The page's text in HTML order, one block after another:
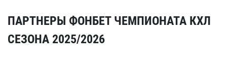
ПАРТНЕРЫ ФОНБЕТ ЧЕМПИОНАТА КХЛ
СЕЗОНА 2025/2026